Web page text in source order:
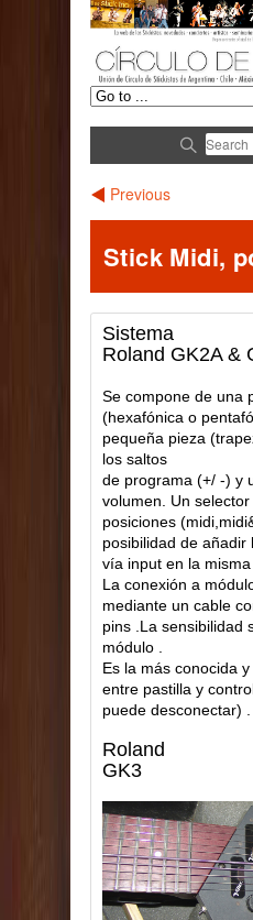
Previous
Stick Midi,
Sistema
Roland GK2A &
Se compone de una
(hexafónica o
pequeña pieza
los saltos
de programa (+/ -) y
volumen. Un
posiciones
posibilidad de añadir
vía input en la misma
La conexión a
mediante un cable
pins .La sensibilidad
módulo .
Es la más conocida
entre pastilla y
puede desconectar) .
Roland
GK3